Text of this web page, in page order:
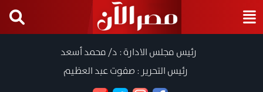
رئيس مجلس الادارة : د/ محمد أسعد
رئيس التحرير : صفوت عبد العظيم